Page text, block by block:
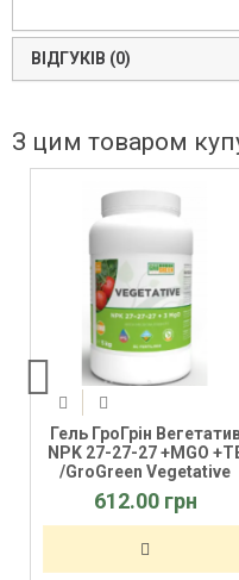
ВІДГУКІВ (0)
З цим товаром
Гель ГроГрін
NPK 27-27-27 +MGO
/GroGreen Vegetative
612.00 грн